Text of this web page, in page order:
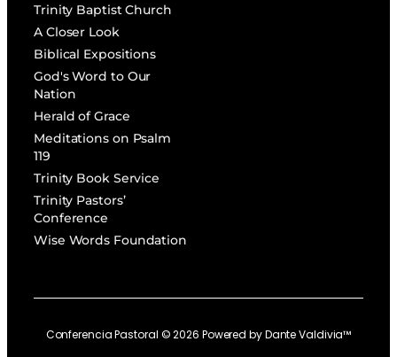
Trinity Baptist Church
A Closer Look
Biblical Expositions
God's Word to Our
Nation
Herald of Grace
Meditations on Psalm
119
Trinity Book Service
Trinity Pastors’
Conference
Wise Words Foundation
Conferencia Pastoral ©2026 Powered byDante Valdivia™